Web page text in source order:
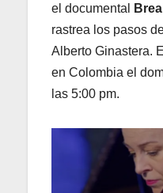
el documental
rastrea los pasos
Alberto Ginastera.
en Colombia el
las 5:00 pm.